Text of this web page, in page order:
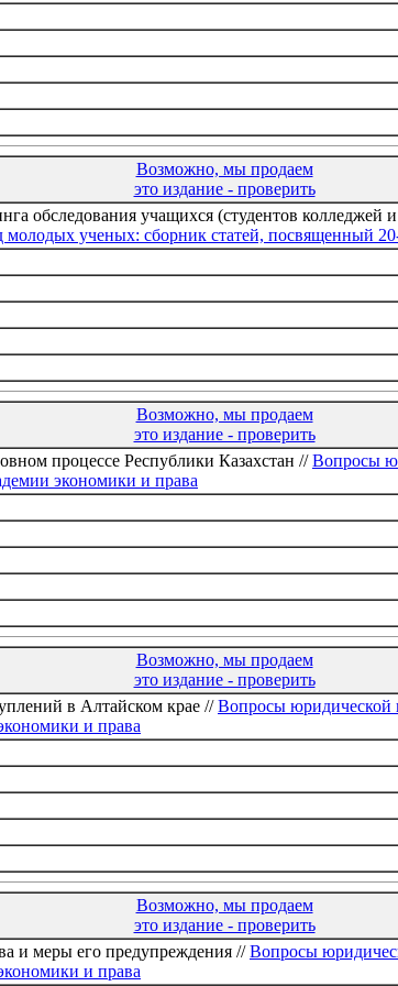
Возможно, мы продаем
это издание - проверить
обследования учащихся (студентов колледжей
молодых ученых: сборник статей, посвященный
Возможно, мы продаем
это издание - проверить
процессе Республики Казахстан //Вопросы
экономики и права
Возможно, мы продаем
это издание - проверить
в Алтайском крае //Вопросы юридической
и права
Возможно, мы продаем
это издание - проверить
и меры его предупреждения //Вопросы
и права